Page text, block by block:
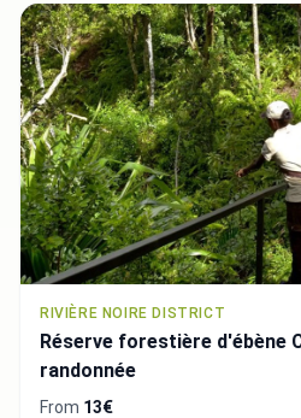
RIVIÈRE NOIRE DISTRICT
Réserve forestière d'ébène
randonnée
From 13€